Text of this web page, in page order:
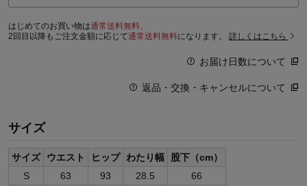
はじめてのお買い物は通常送料無料。
2回目以降もご注文金額に応じて通常送料無料になります。 詳しくはこちら
お届け日数について
返品・交換・キャンセルについて
サイズ
サイズ ウエスト ヒップ わたり幅
股下（cm）
S
63 93 28.5
66